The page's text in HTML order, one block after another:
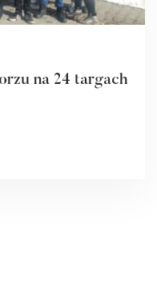
na 24 targach